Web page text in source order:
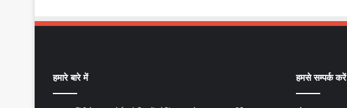
हमारे बारे में हमसे सम्पर्क करें